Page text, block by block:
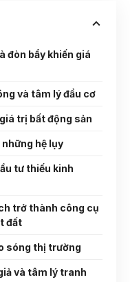
đòn bẩy khiến giá
và tâm lý đầu cơ
trị bất động sản
hệ lụy
tư thiếu kinh
trở thành công cụ
đất
sóng thị trường
và tâm lý tranh